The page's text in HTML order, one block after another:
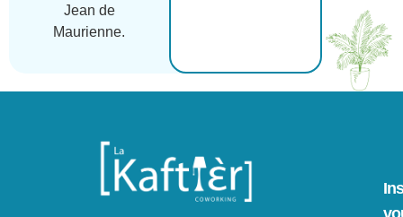
Jean de
Maurienne.